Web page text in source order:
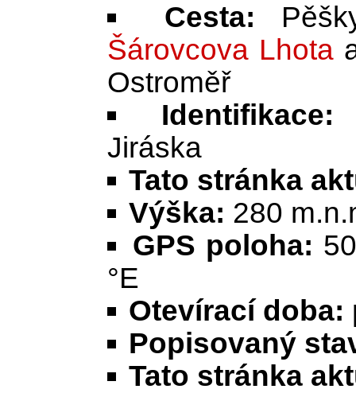
Cesta:
Šárovcova Lhota
Ostroměř
Identifikace:
Jiráska
Tato stránka
Výška: 280
GPS poloha:
°E
Otevírací doba:
Popisovaný
Tato stránka